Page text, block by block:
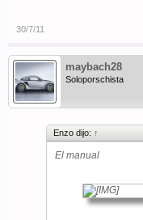
30/7/11
maybach28
Soloporschista
Enzo dijo: ↑
El manual